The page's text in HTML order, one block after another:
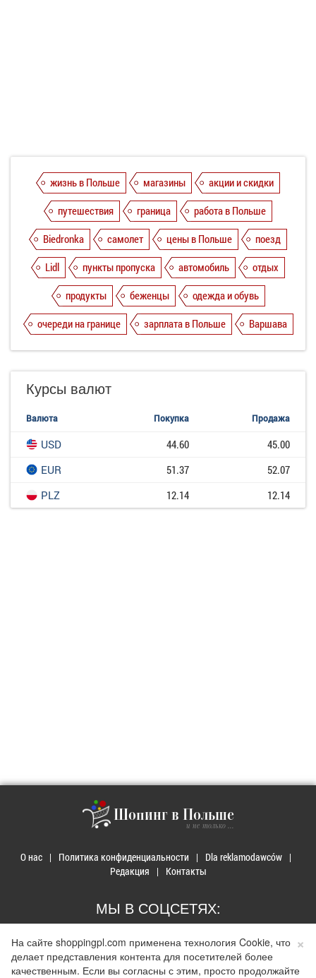
жизнь в Польше магазины
акции и скидки
путешествия
граница
работа в Польше
Biedronka
самолет цены в Польше
поезд
Lidl
пункты пропуска автомобиль
отдых
продукты
беженцы
одежда и обувь
очереди на границе
зарплата в Польше Варшава
Курсы валют
Валюта Покупка Продажа
USD 44.60
45.00
EUR
51.37
52.07
PLZ
12.14 12.14
Шопинг в Польше
и не только ...
О нас Политика конфиденциальности
Dla reklamodawców
Редакция
Контакты
МЫ В СОЦСЕТЯХ:
×
На сайте shoppingpl.com применена технология Cookie, что
делает представления контента для посетителей более
качественным. Если вы согласны с этим, просто продолжайте